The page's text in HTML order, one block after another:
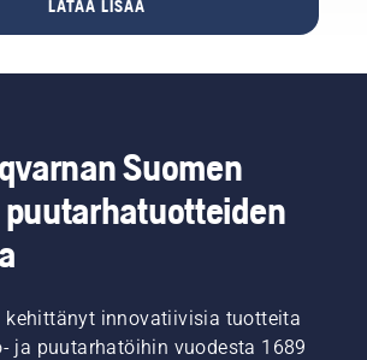
LATAA LISÄÄ
Suomen
kehittänyt innovatiivisia tuotteita
ja puutarhatöihin vuodesta 1689